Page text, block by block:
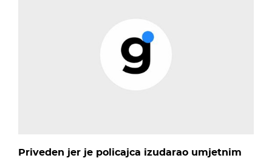
Priveden jer je policajca izudarao umjetnim